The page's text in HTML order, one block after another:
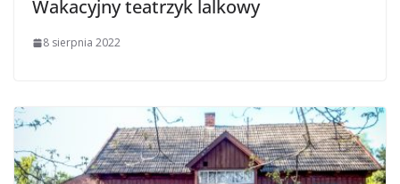
Wakacyjny teatrzyk lalkowy
8 sierpnia 2022